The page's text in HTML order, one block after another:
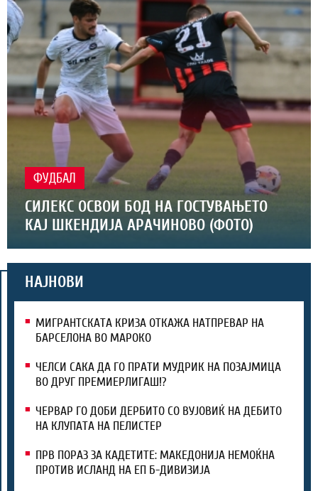
ФУДБАЛ
СИЛЕКС ОСВОИ БОД НА ГОСТУВАЊЕТО
КАЈ ШКЕНДИЈА АРАЧИНОВО (ФОТО)
НАЈНОВИ
МИГРАНТСКАТА КРИЗА ОТКАЖА НАТПРЕВАР НА
БАРСЕЛОНА ВО МАРОКО
ЧЕЛСИ САКА ДА ГО ПРАТИ МУДРИК НА ПОЗАЈМИЦА
ВО ДРУГ ПРЕМИЕРЛИГАШ!?
ЧЕРВАР ГО ДОБИ ДЕРБИТО СО ВУЈОВИЌ НА ДЕБИТО
НА КЛУПАТА НА ПЕЛИСТЕР
ПРВ ПОРАЗ ЗА КАДЕТИТЕ: МАКЕДОНИЈА НЕМОЌНА
ПРОТИВ ИСЛАНД НА ЕП Б-ДИВИЗИЈА